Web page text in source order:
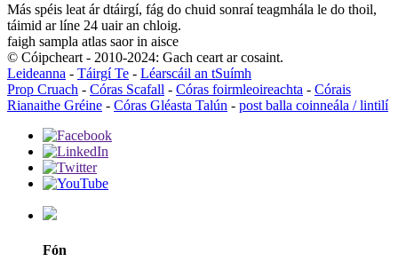
Más spéis leat ár dtáirgí, fág do chuid sonraí teagmhála le do thoil,
táimid ar líne 24 uair an chloig.
faigh sampla atlas saor in aisce
© Cóipcheart - 2010-2024: Gach ceart ar cosaint.
Leideanna - Táirgí Te - Léarscáil an tSuímh
Prop Cruach - Córas Scafall - Córas foirmleoireachta - Córais
Rianaithe Gréine - Córas Gléasta Talún - post balla coinneála / lintilí
Fón